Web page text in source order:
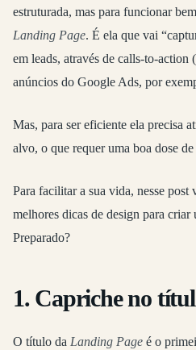
estruturada, mas para funcionar
Landing Page. É ela que vai
em leads, através de calls-to-
anúncios do Google Ads, por
Mas, para ser eficiente ela precisa
alvo, o que requer uma boa dose de
Para facilitar a sua vida, nesse post
melhores dicas de design para criar
Preparado?
1. Capriche no
O título da Landing Page é o